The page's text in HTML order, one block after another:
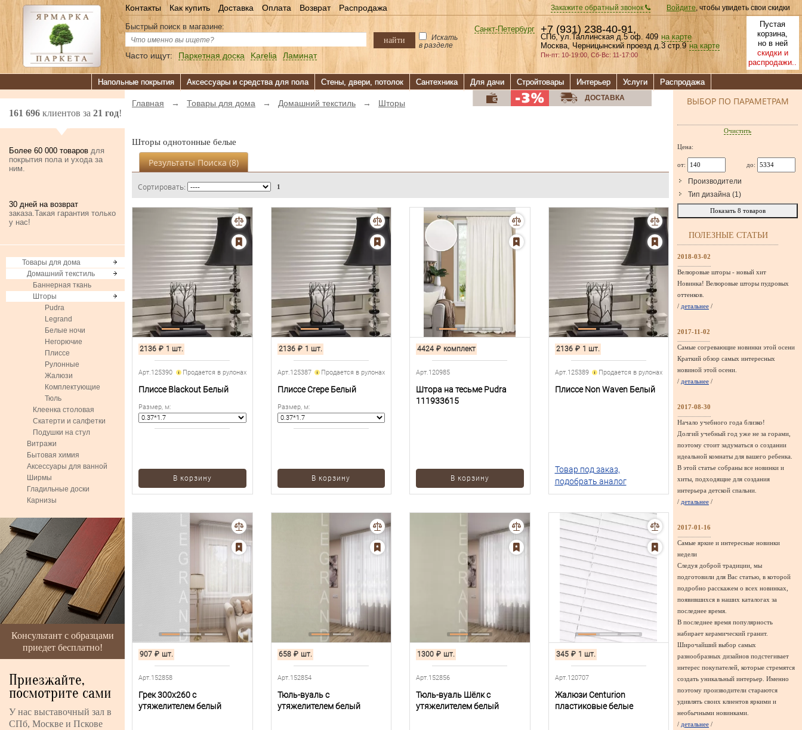
Закажите обратный звонок Войдите, чтобы увидеть свои скидки
Контакты Как купить Доставка Оплата Возврат Распродажа
Пустая
корзина,
но в ней
скидки и
распродажи..
Санкт-Петербург +7 (931) 238-40-91,
СПб, ул.Таллинская д.5 оф. 409 на карте
Москва, Черницынский проезд д.3 стр.9 на карте
Пн-пт: 10-19:00, Сб-Вс: 11-17:00
Быстрый поиск в магазине:
найти
Искать
в разделе
Часто ищут: Паркетная доска Karelia Ламинат
Напольные покрытия Аксессуары и средства для пола Стены, двери, потолок Сантехника Для дачи Стройтовары Интерьер Услуги Распродажа
161 696 клиентов за 21 год!
Более 60 000 товаров для
покрытия пола и ухода за
ним.
30 дней на возврат
заказа.Такая гарантия только
у нас!
Товары для дома
Домашний текстиль
Баннерная ткань
Шторы
Pudra
Legrand
Белые ночи
Негорючие
Плиссе
Рулонные
Жалюзи
Комплектующие
Тюль
Клеенка столовая
Скатерти и салфетки
Подушки на стул
Витражи
Бытовая химия
Аксессуары для ванной
Ширмы
Гладильные доски
Карнизы
Консультант с образцами
приедет бесплатно!
Приезжайте,
посмотрите сами
У нас выставочный зал в
СПб, Москве и Пскове
Главная → Товары для дома → Домашний текстиль → Шторы
ДОСТАВКА
Шторы однотонные белые
Результаты Поиска (8)
Сортировать: 1
2136 ₽ 1 шт.
Арт.125390 Продается в рулонах
Плиссе Blackout Белый
Размер, м:
В корзину
2136 ₽ 1 шт.
Арт.125387 Продается в рулонах
Плиссе Crepe Белый
Размер, м:
В корзину
4424 ₽ комплект
Арт.120985
Штора на тесьме Pudra
111933615
В корзину
2136 ₽ 1 шт.
Арт.125389 Продается в рулонах
Плиссе Non Waven Белый
Товар под заказ,
подобрать аналог
907 ₽ шт.
Арт.152858
Грек 300х260 с
утяжелителем белый
658 ₽ шт.
Арт.152854
Тюль-вуаль с
утяжелителем белый
1300 ₽ шт.
Арт.152856
Тюль-вуаль Шёлк с
утяжелителем белый
345 ₽ 1 шт.
Арт.120707
Жалюзи Centurion
пластиковые белые
ВЫБОР ПО ПАРАМЕТРАМ
Очистить
Цена:
от: до:
Производители
Тип дизайна (1)
Показать 8 товаров
ПОЛЕЗНЫЕ СТАТЬИ
2018-03-02
Велюровые шторы - новый хит
Новинка! Велюровые шторы пудровых
оттенков.
/ детальнее /
2017-11-02
Самые согревающие новинки этой осени
Краткий обзор самых интересных
новиной этой осени.
/ детальнее /
2017-08-30
Начало учебного года близко!
Долгий учебный год уже не за горами,
поэтому стоит задуматься о создании
идеальной комнаты для вашего ребенка.
В этой статье собраны все новинки и
хиты, подходящие для создания
интерьера детской спальни.
/ детальнее /
2017-01-16
Самые яркие и интересные новинки
недели
Следуя доброй традиции, мы
подготовили для Вас статью, в которой
подробно расскажем о всех новинках,
появившихся в наших каталогах за
последнее время.
В последнее время популярность
набирает керамический гранит.
Широчайший выбор самых
разнообразных дизайнов подстегивает
интерес покупателей, которые стремятся
создать уникальный интерьер. Именно
поэтому производители стараются
удивлять своих клиентов яркими и
необычными новинками.
/ детальнее /